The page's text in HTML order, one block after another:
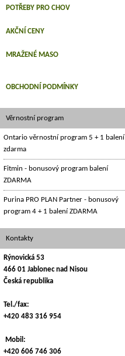
POTŘEBY PRO CHOV
AKČNÍ CENY
MRAŽENÉ MASO
OBCHODNÍ PODMÍNKY
Věrnostní program
Ontario věrnostní program 5 + 1 balení
zdarma
Fitmin - bonusový program balení
ZDARMA
Purina PRO PLAN Partner - bonusový
program 4 + 1 balení ZDARMA
Kontakty
Rýnovická 53
466 01 Jablonec nad Nisou
Česká republika
Tel./fax:
+420 483 316 954
Mobil:
+420 606 746 306